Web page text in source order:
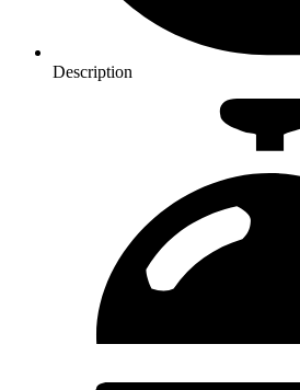
Description